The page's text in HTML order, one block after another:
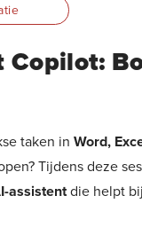
Copilot:
taken in Word,
Tijdens deze
assistentdie helpt